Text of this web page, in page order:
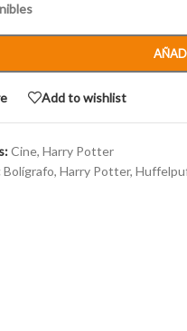
Add to wishlist
Cine, Harry Potter
Bolígrafo, Harry Potter,